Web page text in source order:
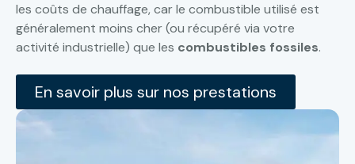
les coûts de chauffage, car le combustible utilisé est
généralement moins cher (ou récupéré via votre
activité industrielle) que les combustibles fossiles.
En savoir plus sur nos prestations